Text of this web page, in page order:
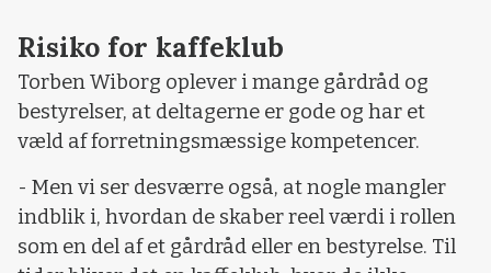
Risiko for kaffeklub
Torben Wiborg oplever i mange gårdråd og
bestyrelser, at deltagerne er gode og har et
væld af forretningsmæssige kompetencer.
- Men vi ser desværre også, at nogle mangler
indblik i, hvordan de skaber reel værdi i rollen
som en del af et gårdråd eller en bestyrelse. Til